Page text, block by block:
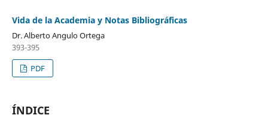
Vida de la Academia y Notas Bibliográficas
Dr. Alberto Angulo Ortega
393-395
PDF
ÍNDICE